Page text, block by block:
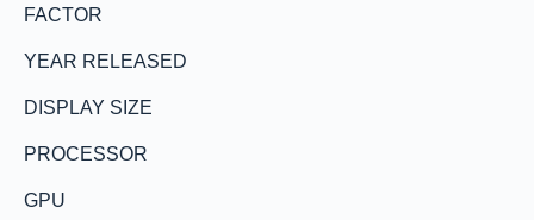
FACTOR
YEAR RELEASED
DISPLAY SIZE
PROCESSOR
GPU